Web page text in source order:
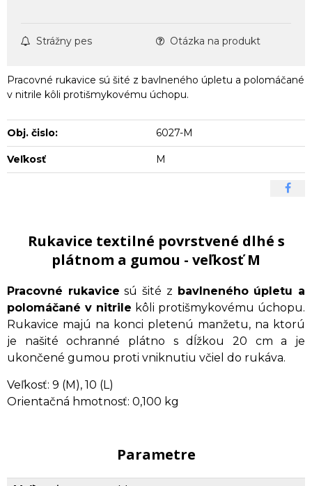
Strážny pes Otázka na produkt
Pracovné rukavice sú šité z bavlneného úpletu a polomáčané
v nitrile kôli protišmykovému úchopu.
Obj. čislo: 6027-M
Veľkosť M
Rukavice textilné povrstvené dlhé s
plátnom a gumou - veľkosť M
Pracovné rukavice sú šité z bavlneného úpletu a
polomáčané v nitrile kôli protišmykovému úchopu.
Rukavice majú na konci pletenú manžetu, na ktorú
je našité ochranné plátno s dĺžkou 20 cm a je
ukončené gumou proti vniknutiu včiel do rukáva.
Veľkosť: 9 (M), 10 (L)
Orientačná hmotnosť: 0,100 kg
Parametre